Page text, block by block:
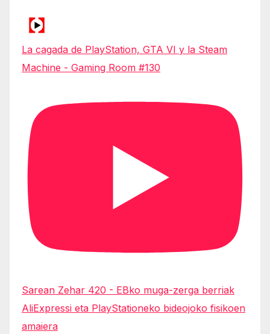
La cagada de PlayStation, GTA VI y la Steam
Machine - Gaming Room #130
Sarean Zehar 420 - EBko muga-zerga berriak
AliExpressi eta PlayStationeko bideojoko fisikoen
amaiera